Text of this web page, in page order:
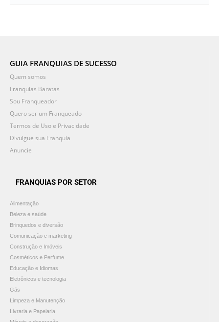
GUIA FRANQUIAS DE SUCESSO
Quem somos
Franquias Baratas
Sou Franqueador
Quero ser um Franqueado
Termos de Uso e Privacidade
Divulgue sua Franquia
Anuncie
FRANQUIAS POR SETOR
Alimentação
Beleza e saúde
Brinquedos e diversão
Comunicação e marketing
Construção e Imóveis
Cosméticos e Perfume
Educação e Idiomas
Eletrônicos e tecnologia
Gás
Limpeza e Manutenção
Livraria e Papelaria